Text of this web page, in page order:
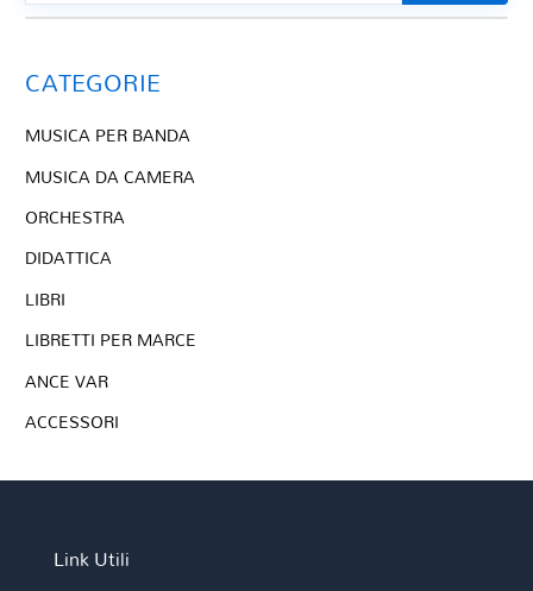
CATEGORIE
MUSICA PER BANDA
MUSICA DA CAMERA
ORCHESTRA
DIDATTICA
LIBRI
LIBRETTI PER MARCE
ANCE VAR
ACCESSORI
Link Utili